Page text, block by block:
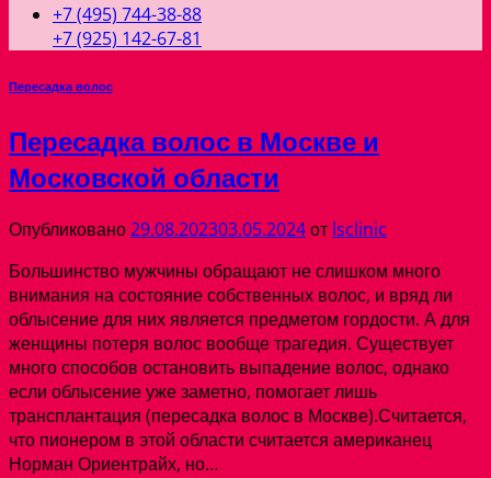
+7 (495) 744-38-88
+7 (925) 142-67-81
Пересадка волос
Пересадка волос в Москве и
Московской области
Опубликовано29.08.202303.05.2024от lsclinic
Большинство мужчины обращают не слишком много
внимания на состояние собственных волос, и вряд ли
облысение для них является предметом гордости. А для
женщины потеря волос вообще трагедия. Существует
много способов остановить выпадение волос, однако
если облысение уже заметно, помогает лишь
трансплантация (пересадка волос в Москве).Считается,
что пионером в этой области считается американец
Норман Ориентрайх, но…